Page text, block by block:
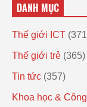
DANH MỤC
Thế giới ICT
Thế giới trẻ (365)
Tin tức (357)
Khoa học &